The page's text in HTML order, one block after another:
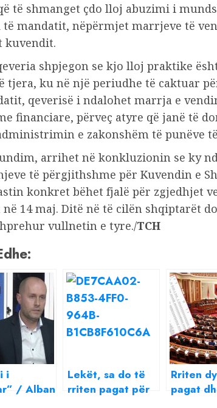
të shmanget çdo lloj abuzimi i
të mandatit, nëpërmjet marrjeve të
kuvendit.
shpjegon se kjo lloj praktike
tjera, ku në një periudhe të caktuar
qeverisë i ndalohet marrja e
financiare, përveç atyre që janë të
e zakonshëm të punëve
arrihet në konkluzionin se ky
të përgjithshme për Kuvendin e
konkret bëhet fjalë për zgjedhjet
në 14 maj. Ditë në të cilën shqiptarët
vullnetin e tyre./TCH
i
/ Alban
Lekët, sa do të
rriten pagat për
Rriten
pagat